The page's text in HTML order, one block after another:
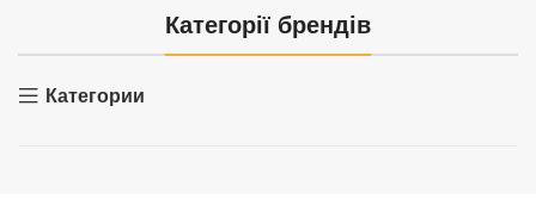
Категорії брендів
Категории